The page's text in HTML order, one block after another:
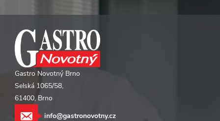
Gastro Novotný Brno
Selská 1065/58,
61400, Brno
info@gastronovotny.cz